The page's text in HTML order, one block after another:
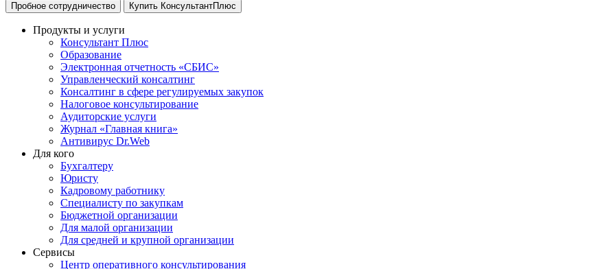
Пробное сотрудничество Купить КонсультантПлюс
Продукты и услуги
Консультант Плюс
Образование
Электронная отчетность «СБИС»
Управленческий консалтинг
Консалтинг в сфере регулируемых закупок
Налоговое консультирование
Аудиторские услуги
Журнал «Главная книга»
Антивирус Dr.Web
Для кого
Бухгалтеру
Юристу
Кадровому работнику
Специалисту по закупкам
Бюджетной организации
Для малой организации
Для средней и крупной организации
Сервисы
Центр оперативного консультирования